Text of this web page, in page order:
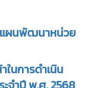
ผนพัฒนาหน่วย
ในการดำเนิน